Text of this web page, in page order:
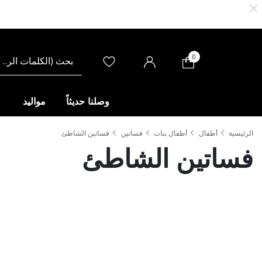
0
وصلنا حديثاً مواليد
الرئيسية أطفال أطفال بنات فساتين فساتين الشاطئ
فساتين الشاطئ